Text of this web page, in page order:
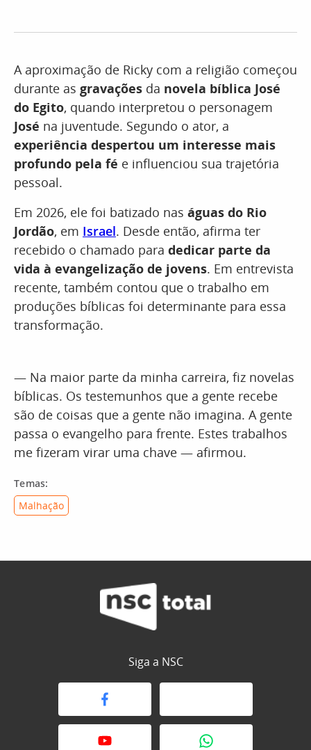
A aproximação de Ricky com a religião começou
durante as gravações da novela bíblica José
do Egito, quando interpretou o personagem
José na juventude. Segundo o ator, a
experiência despertou um interesse mais
profundo pela fé e influenciou sua trajetória
pessoal.
Em 2026, ele foi batizado nas águas do Rio
Jordão, em Israel. Desde então, afirma ter
recebido o chamado para dedicar parte da
vida à evangelização de jovens. Em entrevista
recente, também contou que o trabalho em
produções bíblicas foi determinante para essa
transformação.
— Na maior parte da minha carreira, fiz novelas
bíblicas. Os testemunhos que a gente recebe
são de coisas que a gente não imagina. A gente
passa o evangelho para frente. Estes trabalhos
me fizeram virar uma chave — afirmou.
Temas:
Malhação
Siga a NSC